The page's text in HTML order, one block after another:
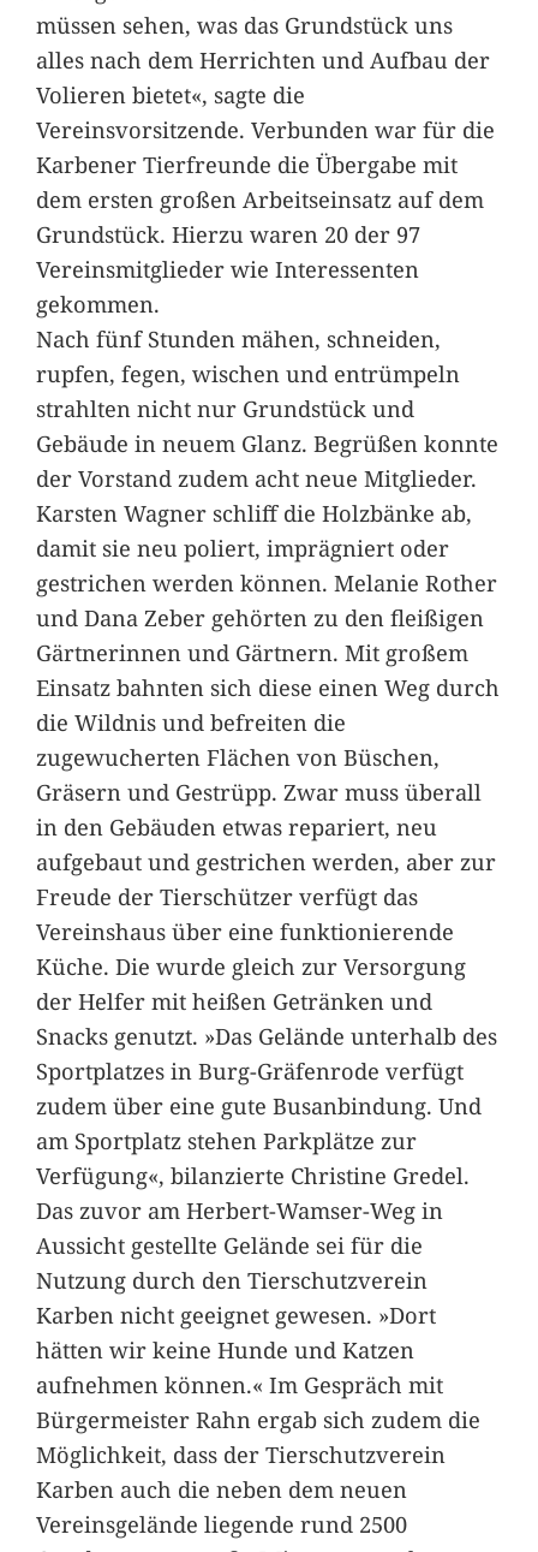
müssen sehen, was das Grundstück uns
alles nach dem Herrichten und Aufbau der
Volieren bietet«, sagte die
Vereinsvorsitzende. Verbunden war für die
Karbener Tierfreunde die Übergabe mit
dem ersten großen Arbeitseinsatz auf dem
Grundstück. Hierzu waren 20 der 97
Vereinsmitglieder wie Interessenten
gekommen.
Nach fünf Stunden mähen, schneiden,
rupfen, fegen, wischen und entrümpeln
strahlten nicht nur Grundstück und
Gebäude in neuem Glanz. Begrüßen konnte
der Vorstand zudem acht neue Mitglieder.
Karsten Wagner schliff die Holzbänke ab,
damit sie neu poliert, imprägniert oder
gestrichen werden können. Melanie Rother
und Dana Zeber gehörten zu den fleißigen
Gärtnerinnen und Gärtnern. Mit großem
Einsatz bahnten sich diese einen Weg durch
die Wildnis und befreiten die
zugewucherten Flächen von Büschen,
Gräsern und Gestrüpp. Zwar muss überall
in den Gebäuden etwas repariert, neu
aufgebaut und gestrichen werden, aber zur
Freude der Tierschützer verfügt das
Vereinshaus über eine funktionierende
Küche. Die wurde gleich zur Versorgung
der Helfer mit heißen Getränken und
Snacks genutzt. »Das Gelände unterhalb des
Sportplatzes in Burg-Gräfenrode verfügt
zudem über eine gute Busanbindung. Und
am Sportplatz stehen Parkplätze zur
Verfügung«, bilanzierte Christine Gredel.
Das zuvor am Herbert-Wamser-Weg in
Aussicht gestellte Gelände sei für die
Nutzung durch den Tierschutzverein
Karben nicht geeignet gewesen. »Dort
hätten wir keine Hunde und Katzen
aufnehmen können.« Im Gespräch mit
Bürgermeister Rahn ergab sich zudem die
Möglichkeit, dass der Tierschutzverein
Karben auch die neben dem neuen
Vereinsgelände liegende rund 2500